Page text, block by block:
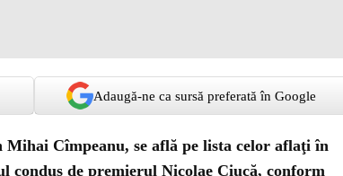
Adaugă-ne ca sursă preferată în Google
Cîmpeanu, se află pe lista celor aflaţi în
condus de premierul Nicolae Ciucă, conform